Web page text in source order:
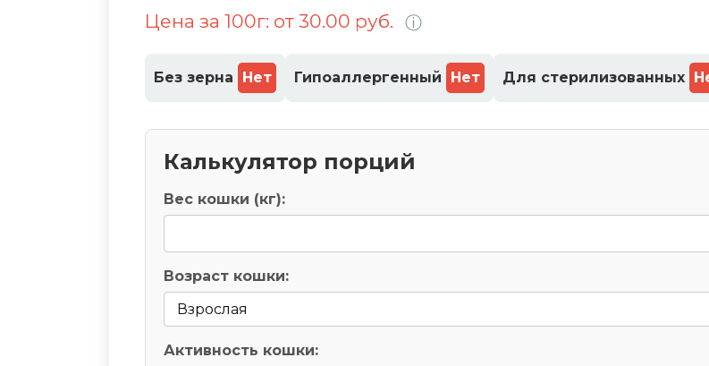
Цена за 100г: от 30.00 руб. ⓘ
Без зерна Нет Гипоаллергенный Нет Для стерилизованных
Калькулятор порций
Вес кошки (кг):
Возраст кошки:
Активность кошки: